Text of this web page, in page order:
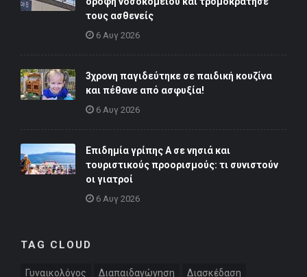
τους ασθενείς
6 Αυγ 2026
3χρονη παγιδεύτηκε σε παιδική κουζίνα
και πέθανε από ασφυξία!
6 Αυγ 2026
Επιδημία γρίπης Α σε νησιά και
τουριστικούς προορισμούς: τι συνιστούν
οι γιατροί
6 Αυγ 2026
TAG CLOUD
Γυναικολόγος Διαπαιδαγώγηση Διασκέδαση